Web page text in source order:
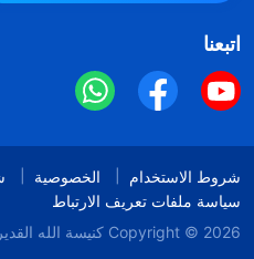
اتبعنا
شروط الاستخدام الخصوصية
سياسة ملفات تعريف الارتباط
Copyright © 2026 كنيسة الله القدير